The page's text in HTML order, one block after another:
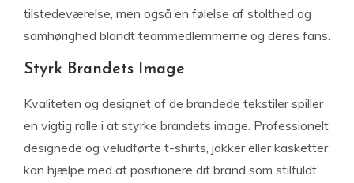
tilstedeværelse, men også en følelse af stolthed og
samhørighed blandt teammedlemmerne og deres fans.
Styrk Brandets Image
Kvaliteten og designet af de brandede tekstiler spiller
en vigtig rolle i at styrke brandets image. Professionelt
designede og veludførte t-shirts, jakker eller kasketter
kan hjælpe med at positionere dit brand som stilfuldt